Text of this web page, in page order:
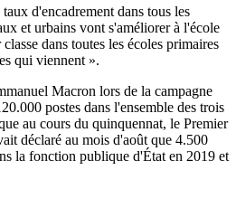
d'encadrement dans tous les
et urbains vont s'améliorer à l'école
dans toutes les écoles primaires
qui viennent ».
Macron lors de la campagne
postes dans l'ensemble des trois
au cours du quinquennat, le Premier
déclaré au mois d'août que 4.500
la fonction publique d'État en 2019 et